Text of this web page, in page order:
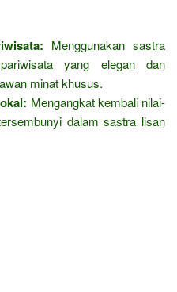
Menggunakan sastra
yang elegan dan
minat khusus.
Mengangkat kembali nilai-
dalam sastra lisan